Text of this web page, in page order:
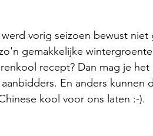
vorig seizoen bewust
gemakkelijke
recept? Dan mag je
En anders kunnen
kool voor ons laten :-).